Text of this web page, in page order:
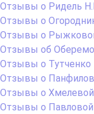
Отзывы о Ридель
Отзывы о
Отзывы о
Отзывы об
Отзывы о Тутченко
Отзывы о
Отзывы о
Отзывы о Павловой